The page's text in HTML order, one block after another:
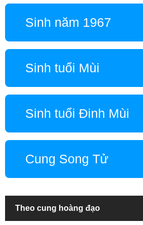
Sinh năm 1967
Sinh tuổi Mùi
Sinh tuổi Đinh Mùi
Cung Song Tử
Theo cung hoàng đạo